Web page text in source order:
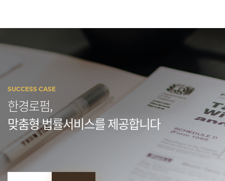
SUCCESS CASE
한경로펌,
맞춤형 법률서비스를 제공합니다